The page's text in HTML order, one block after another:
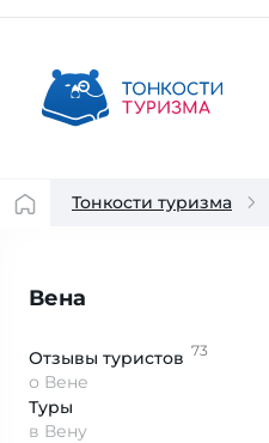
Тонкости туризма
Вена
Отзывы туристов 73
о Вене
Туры
в Вену